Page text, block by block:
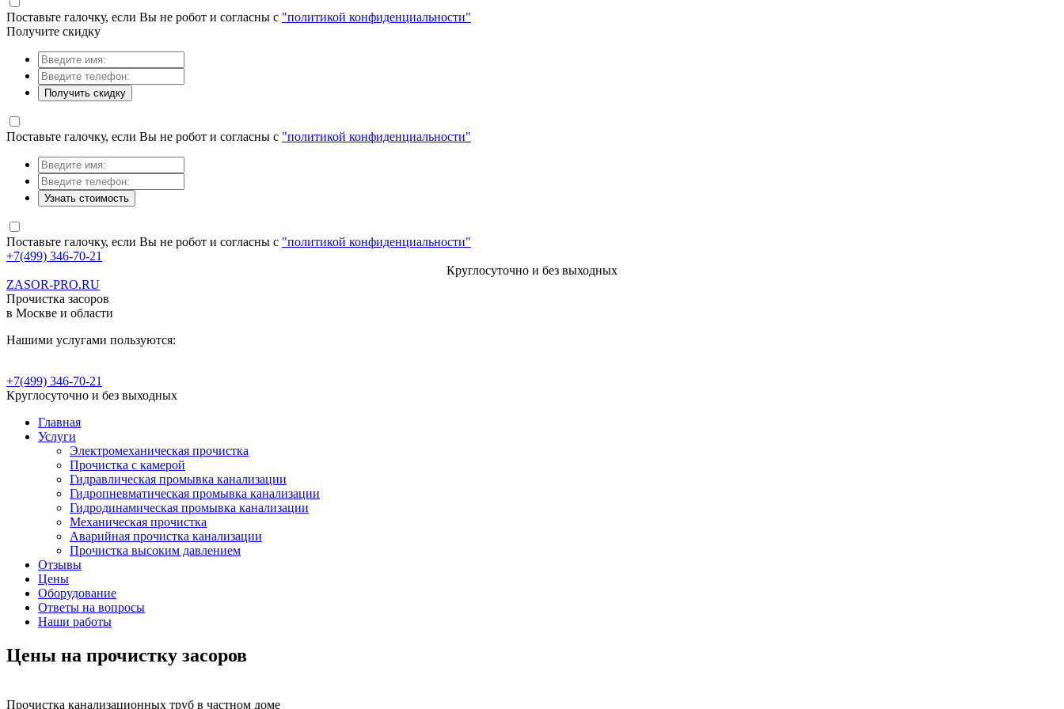
Поставьте галочку, если Вы не робот и согласны с "политикой конфиденциальности"
Получите скидку
Получить скидку
Поставьте галочку, если Вы не робот и согласны с "политикой конфиденциальности"
Узнать стоимость
Поставьте галочку, если Вы не робот и согласны с "политикой конфиденциальности"
+7(499) 346-70-21
Круглосуточно и без выходных
ZASOR-PRO.RU
Прочистка засоров
в Москве и области
Нашими услугами пользуются:
+7(499) 346-70-21
Круглосуточно и без выходных
Главная
Услуги
Электромеханическая прочистка
Прочистка с камерой
Гидравлическая промывка канализации
Гидропневматическая промывка канализации
Гидродинамическая промывка канализации
Механическая прочистка
Аварийная прочистка канализации
Прочистка высоким давлением
Отзывы
Цены
Оборудование
Ответы на вопросы
Наши работы
Цены на прочистку засоров
Прочистка канализационных труб в частном доме